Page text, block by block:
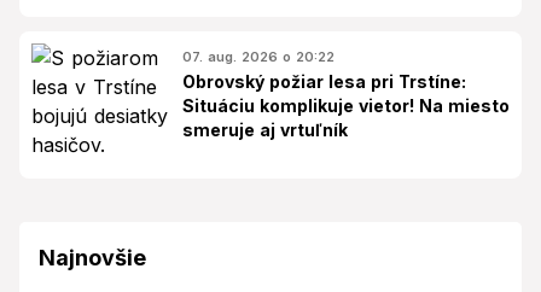
07. aug. 2026 o 20:22
Obrovský požiar lesa pri Trstíne:
Situáciu komplikuje vietor! Na miesto
smeruje aj vrtuľník
Najnovšie